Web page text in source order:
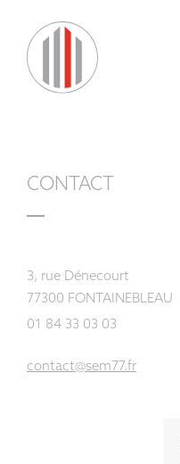
CONTACT
3, rue Dénecourt
77300 FONTAINEBLEAU
01 84 33 03 03
contact@sem77.fr